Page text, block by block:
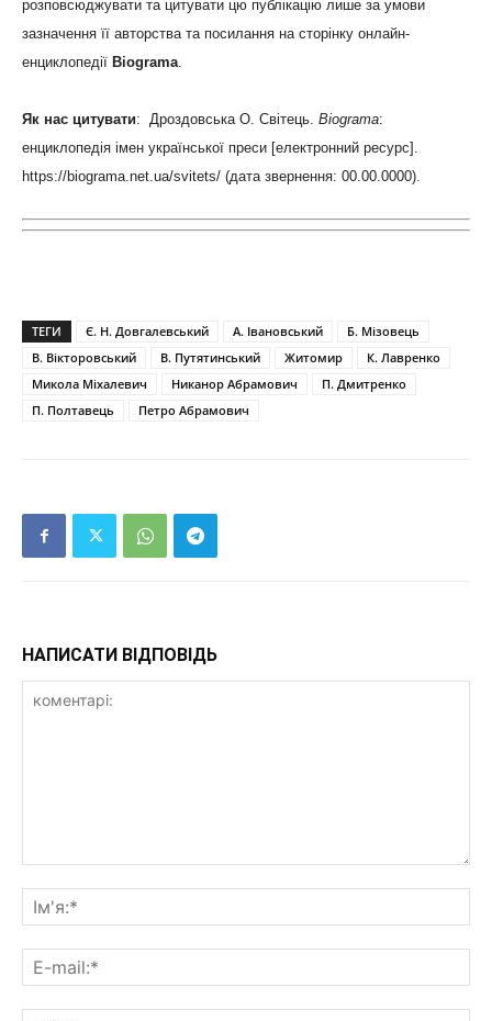
розповсюджувати та цитувати цю публікацію лише за умови
зазначення її авторства та посилання на сторінку онлайн-
енциклопедії Biograma.
Як нас цитувати: Дроздовська О. Світець. Biograma:
енциклопедія імен української преси [електронний ресурс].
https://biograma.net.ua/svitets/ (дата звернення: 00.00.0000).
ТЕГИ Є. Н. Довгалевський А. Івановський
Б. Мізовець
В. Вікторовський
В. Путятинський Житомир
К. Лавренко
Микола Міхалевич
Никанор Абрамович
П. Дмитренко
П. Полтавець
Петро Абрамович
НАПИСАТИ ВІДПОВІДЬ